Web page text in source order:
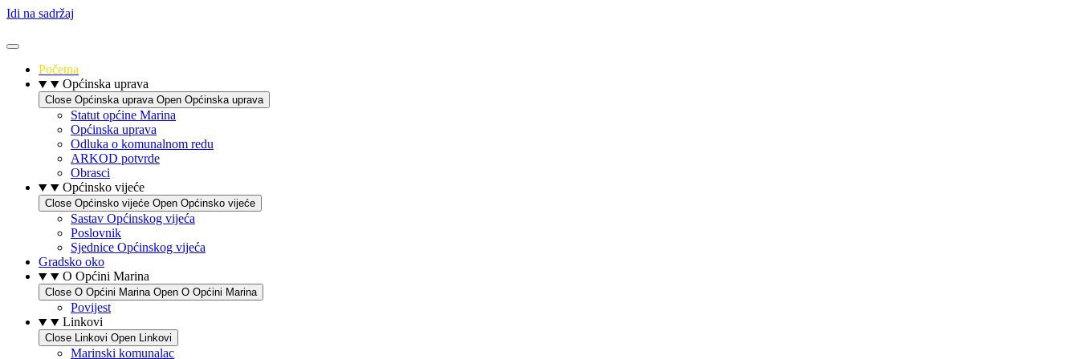
Idi na sadržaj
Početna
Općinska uprava
Close Općinska uprava Open Općinska uprava
Statut općine Marina
Općinska uprava
Odluka o komunalnom redu
ARKOD potvrde
Obrasci
Općinsko vijeće
Close Općinsko vijeće Open Općinsko vijeće
Sastav Općinskog vijeća
Poslovnik
Sjednice Općinskog vijeća
Gradsko oko
O Općini Marina
Close O Općini Marina Open O Općini Marina
Povijest
Linkovi
Close Linkovi Open Linkovi
Marinski komunalac